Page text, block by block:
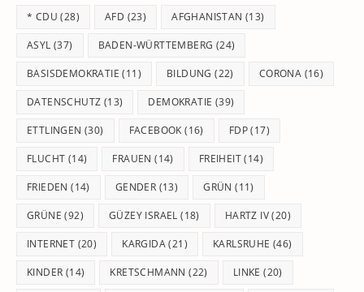
* CDU (28) AFD (23) AFGHANISTAN (13)
ASYL (37) BADEN-WÜRTTEMBERG (24)
BASISDEMOKRATIE (11) BILDUNG (22) CORONA (16)
DATENSCHUTZ (13) DEMOKRATIE (39)
ETTLINGEN (30) FACEBOOK (16) FDP(17)
FLUCHT (14) FRAUEN (14) FREIHEIT(14)
FRIEDEN (14) GENDER (13) GRÜN (11)
GRÜNE (92) GÜZEY ISRAEL (18) HARTZ IV(20)
INTERNET (20) KARGIDA(21) KARLSRUHE (46)
KINDER (14) KRETSCHMANN (22) LINKE (20)